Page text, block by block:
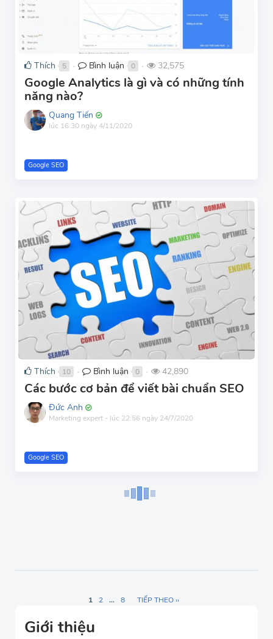
Thích 5 ● Bình luận 0 ● 32,575
Google Analytics là gì và có những tính
năng nào?
Quang Tiến
lúc 16:30 ngày 4/11/2020
Google SEO
Thích 10 ● Bình luận 0 ● 42,890
Các bước cơ bản để viết bài chuẩn SEO
Đức Anh
Marketing expert - lúc 22:56 ngày 24/7/2020
Google SEO
1 2 ... 8 TIẾP THEO ››
Giới thiệu